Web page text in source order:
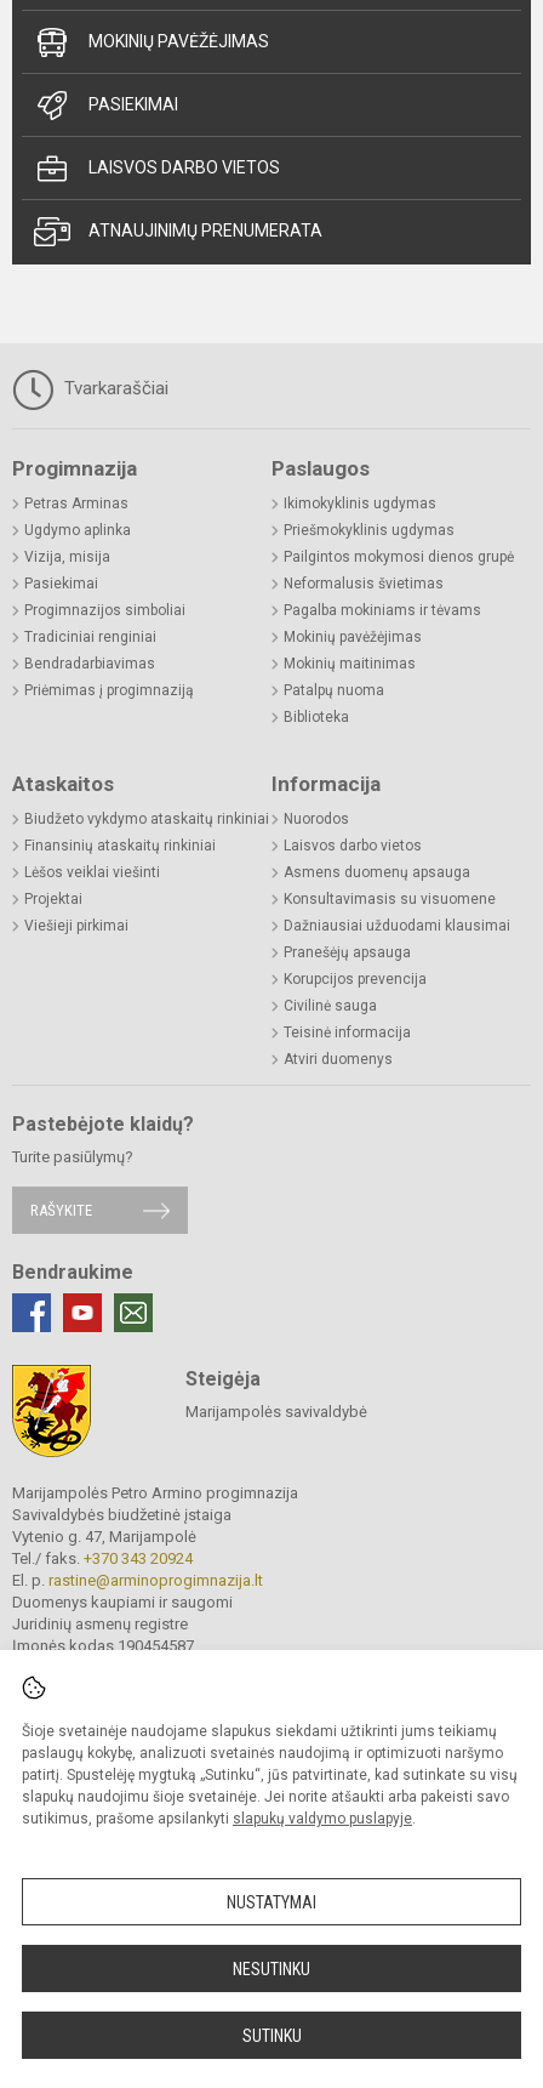
Šioje svetainėje naudojame slapukus siekdami užtikrinti jums teikiamų
paslaugų kokybę, analizuoti svetainės naudojimą ir optimizuoti naršymo
patirtį. Spustelėję mygtuką „Sutinku“, jūs patvirtinate, kad sutinkate su visų
slapukų naudojimu šioje svetainėje. Jei norite atšaukti arba pakeisti savo
sutikimus, prašome apsilankyti slapukų valdymo puslapyje.
NUSTATYMAI
NESUTINKU
SUTINKU
MOKINIŲ PAVĖŽĖJIMAS
PASIEKIMAI
LAISVOS DARBO VIETOS
ATNAUJINIMŲ PRENUMERATA
Tvarkaraščiai
Progimnazija
Petras Arminas
Ugdymo aplinka
Vizija, misija
Pasiekimai
Progimnazijos simboliai
Tradiciniai renginiai
Bendradarbiavimas
Priėmimas į progimnaziją
Paslaugos
Ikimokyklinis ugdymas
Priešmokyklinis ugdymas
Pailgintos mokymosi dienos grupė
Neformalusis švietimas
Pagalba mokiniams ir tėvams
Mokinių pavėžėjimas
Mokinių maitinimas
Patalpų nuoma
Biblioteka
Ataskaitos
Biudžeto vykdymo ataskaitų rinkiniai
Finansinių ataskaitų rinkiniai
Lėšos veiklai viešinti
Projektai
Viešieji pirkimai
Informacija
Nuorodos
Laisvos darbo vietos
Asmens duomenų apsauga
Konsultavimasis su visuomene
Dažniausiai užduodami klausimai
Pranešėjų apsauga
Korupcijos prevencija
Civilinė sauga
Teisinė informacija
Atviri duomenys
Pastebėjote klaidų?
Turite pasiūlymų?
RAŠYKITE
Bendraukime
Steigėja
Marijampolės savivaldybė
Marijampolės Petro Armino progimnazija
Savivaldybės biudžetinė įstaiga
Vytenio g. 47, Marijampolė
Tel./ faks. +370 343 20924
El. p. rastine@arminoprogimnazija.lt
Duomenys kaupiami ir saugomi
Juridinių asmenų registre
Įmonės kodas 190454587
© 2026. Marijampolės Petro Armino progimnazija. Visos teisės saugomos.
Kopijuoti turinį be raštiško įstaigos administracijos sutikimo griežtai draudžiama.
Prieinamumo paraiška Slapukų valdymas
Sumanus būdas atnaujinti